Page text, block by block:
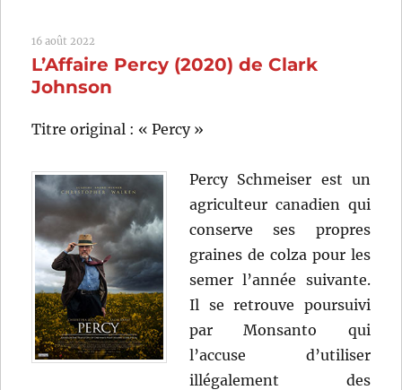
de
16 août 2022
L’Affaire Percy (2020) de Clark
Johnson
Titre original : « Percy »
Percy Schmeiser est un
agriculteur canadien qui
conserve ses propres
graines de colza pour les
semer l’année suivante.
Il se retrouve poursuivi
par Monsanto qui
l’accuse d’utiliser
illégalement des